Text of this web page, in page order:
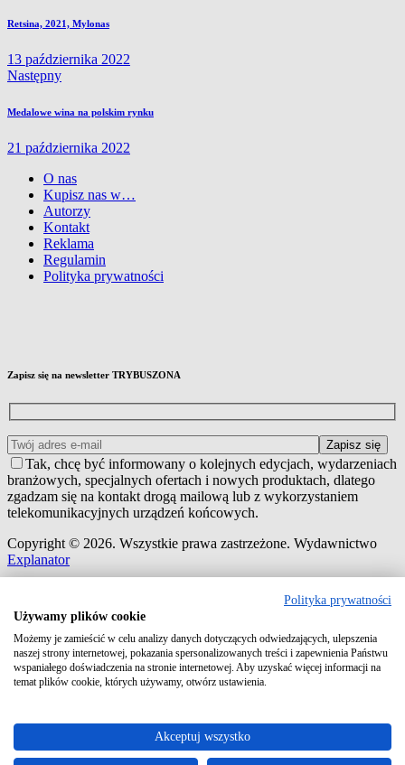
Retsina, 2021, Mylonas
13 października 2022
Następny
Medalowe wina na polskim rynku
21 października 2022
O nas
Kupisz nas w…
Autorzy
Kontakt
Reklama
Regulamin
Polityka prywatności
Zapisz się na newsletter TRYBUSZONA
Tak, chcę być informowany o kolejnych edycjach, wydarzeniach
branżowych, specjalnych ofertach i nowych produktach, dlatego
zgadzam się na kontakt drogą mailową lub z wykorzystaniem
telekomunikacyjnych urządzeń końcowych.
Copyright © 2026. Wszystkie prawa zastrzeżone. Wydawnictwo
Explanator
Zapamiętaj mnie
Polityka prywatności
Używamy plików cookie
Możemy je zamieścić w celu analizy danych dotyczących odwiedzających, ulepszenia
naszej strony internetowej, pokazania spersonalizowanych treści i zapewnienia Państwu
wspaniałego doświadczenia na stronie internetowej. Aby uzyskać więcej informacji na
temat plików cookie, których używamy, otwórz ustawienia.
Akceptuj wszystko